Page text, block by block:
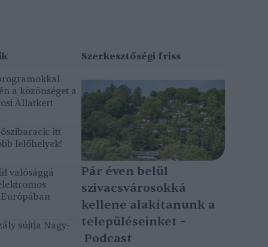
a közönséget a
Állatkert
itt
lelőhelyek!
valósággá
sújtja Nagy-
Pár éven belül
szivacsvárosokká
kellene alakítanunk a
településeinket –
Podcast